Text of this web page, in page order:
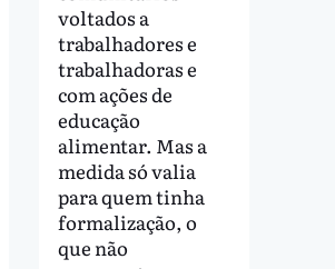
voltados a
trabalhadores e
trabalhadoras e
com ações de
educação
alimentar. Mas a
medida só valia
para quem tinha
formalização, o
que não